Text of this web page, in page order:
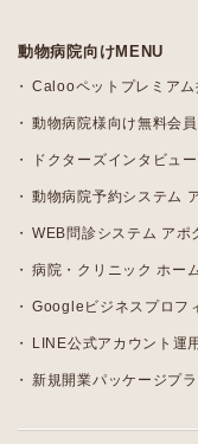
動物病院向けMENU
Calooペットプレミアム
動物病院様向け無料会
ドクターズインタビュ
動物病院予約システム
WEB問診システム アポ
病院・クリニック ホー
Googleビジネスプロフ
LINE公式アカウント運
新規開業パッケージプ